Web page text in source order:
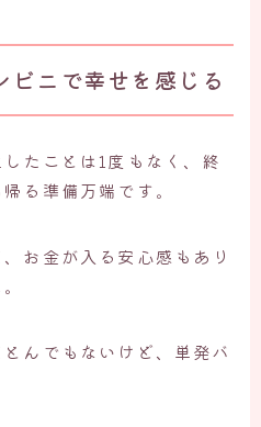
ビニで幸せを感じる
たことは1度もなく、終
る準備万端です。
お金が入る安心感もあり
んでもないけど、単発バ